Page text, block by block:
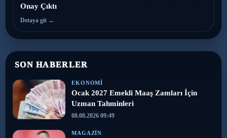
Onay Çıktı
Detaya git →
SON HABERLER
EKONOMI
Ocak 2027 Emekli Maaş Zamları İçin
Uzman Tahminleri
08.08.2026 09:49
MAGAZIN